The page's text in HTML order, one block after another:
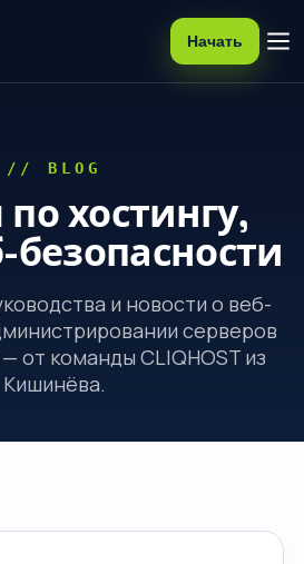
Начать
// BLOG
хостингу,
безопасности
и новости о веб-
серверов
от команды CLIQHOST из
Кишинёва.